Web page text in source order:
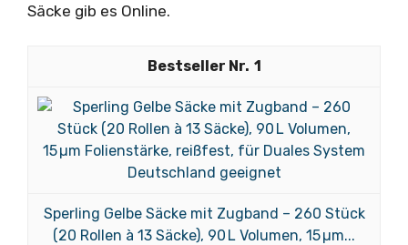
Säcke gib es Online.
1
Sperling Gelbe Säcke mit Zugband – 260 Stück
(20 Rollen à 13 Säcke), 90 L Volumen, 15 µm...